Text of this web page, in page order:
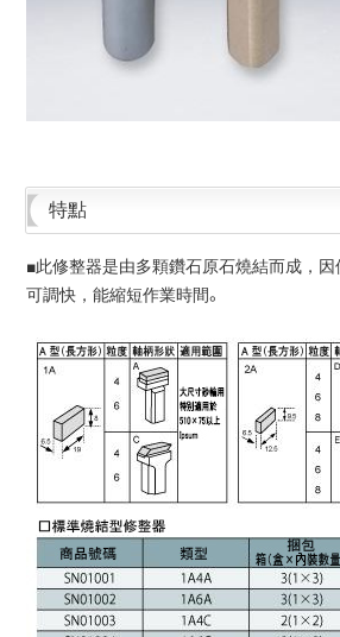
特點
■此修整器是由多顆鑽石原石燒結而成，因
可調快，能縮短作業時間。